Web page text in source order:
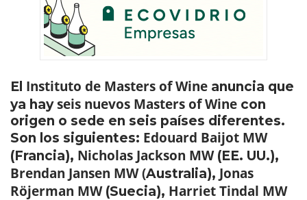
El Instituto de Masters of Wine anuncia que
ya hayseis nuevos Masters of Wine con
origen o sede en seis países diferentes.
Son los siguientes: Edouard Baijot MW
(Francia), Nicholas Jackson MW(EE. UU.),
Brendan Jansen MW (Australia), Jonas
Röjerman MW(Suecia), Harriet Tindal MW